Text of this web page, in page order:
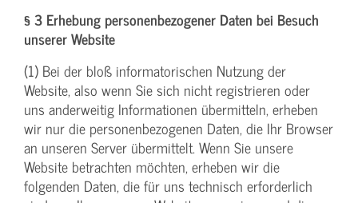
§ 3 Erhebung personenbezogener Daten bei Besuch
unserer Website
(1) Bei der bloß informatorischen Nutzung der
Website, also wenn Sie sich nicht registrieren oder
uns anderweitig Informationen übermitteln, erheben
wir nur die personenbezogenen Daten, die Ihr Browser
an unseren Server übermittelt. Wenn Sie unsere
Website betrachten möchten, erheben wir die
folgenden Daten, die für uns technisch erforderlich